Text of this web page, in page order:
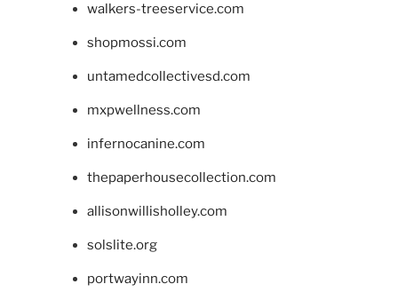
walkers-treeservice.com
shopmossi.com
untamedcollectivesd.com
mxpwellness.com
infernocanine.com
thepaperhousecollection.com
allisonwillisholley.com
solslite.org
portwayinn.com